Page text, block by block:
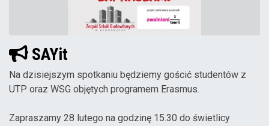
SAYit
Na dzisiejszym spotkaniu będziemy gościć studentów z
UTP oraz WSG objętych programem Erasmus.
Zapraszamy 28 lutego na godzinę 15.30 do świetlicy